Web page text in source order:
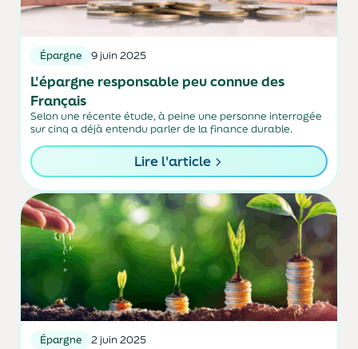
Épargne 9 juin 2025
L'épargne responsable peu connue des
Français
Selon une récente étude, à peine une personne interrogée
sur cinq a déjà entendu parler de la finance durable.
Lire l'article
Épargne 2 juin 2025